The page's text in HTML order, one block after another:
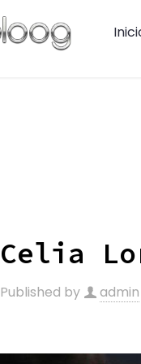
Celia
Published by admin